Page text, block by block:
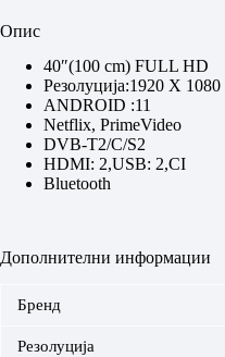
Опис
40″(100 cm) FULL HD
Резолуција:1920 X
ANDROID :11
Netflix, PrimeVideo
DVB-T2/C/S2
HDMI: 2,USB: 2,CI
Bluetooth
Дополнителни информации
Бренд
Резолуција